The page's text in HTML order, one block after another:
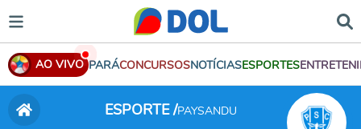
AO VIVO PARÁCONCURSOSNOTÍCIASESPORTES
ESPORTE /PAYSANDU